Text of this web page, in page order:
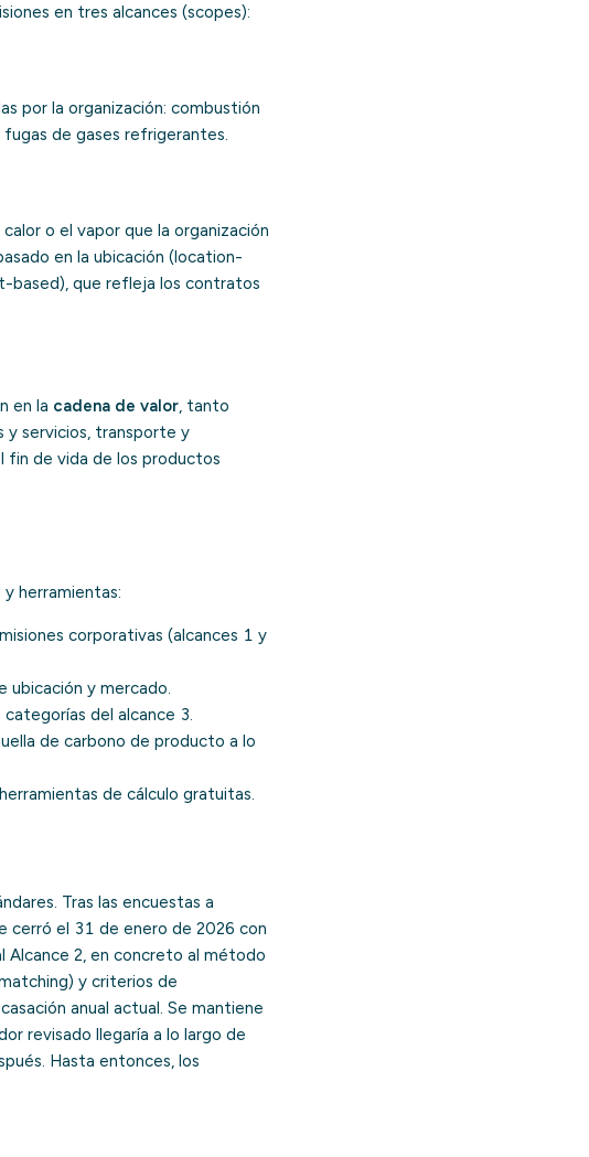
en tres alcances (scopes):
por la organización: combustión
fugas de gases refrigerantes.
o el vapor que la organización
en la ubicación (location-
based), que refleja los contratos
en la cadena de valor, tanto
y servicios, transporte y
fin de vida de los productos
herramientas:
corporativas (alcances 1 y
ubicación y mercado.
del alcance 3.
de carbono de producto a lo
de cálculo gratuitas.
Tras las encuestas a
cerró el 31 de enero de 2026 con
Alcance 2, en concreto al método
y criterios de
anual actual. Se mantiene
revisado llegaría a lo largo de
Hasta entonces, los